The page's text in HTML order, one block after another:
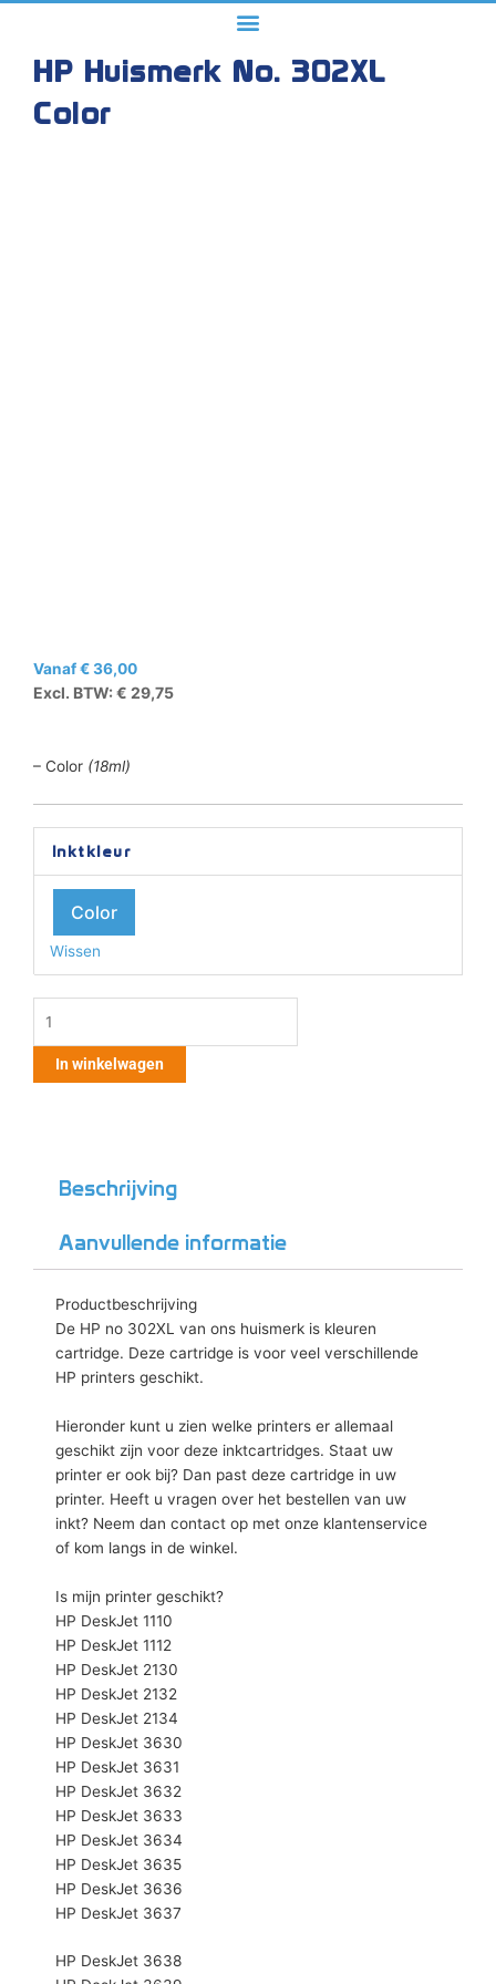
HP Huismerk No. 302XL
Color
Vanaf€36,00
Excl. BTW: € 29,75
– Color (18ml)
Inktkleur
Color
Wissen
Huismerk
No.
302XL
Color
aantal
In winkelwagen
Beschrijving
Aanvullende informatie
Productbeschrijving
De HP no 302XL van ons huismerk is kleuren
cartridge. Deze cartridge is voor veel verschillende
HP printers geschikt.
Hieronder kunt u zien welke printers er allemaal
geschikt zijn voor deze inktcartridges. Staat uw
printer er ook bij? Dan past deze cartridge in uw
printer. Heeft u vragen over het bestellen van uw
inkt? Neem dan contact op met onze klantenservice
of kom langs in de winkel.
Is mijn printer geschikt?
HP DeskJet 1110
HP DeskJet 1112
HP DeskJet 2130
HP DeskJet 2132
HP DeskJet 2134
HP DeskJet 3630
HP DeskJet 3631
HP DeskJet 3632
HP DeskJet 3633
HP DeskJet 3634
HP DeskJet 3635
HP DeskJet 3636
HP DeskJet 3637
HP DeskJet 3638